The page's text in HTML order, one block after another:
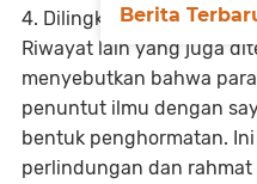
4. Dilingkupi oleh Sayap
Riwayat lain yang juga
menyebutkan bahwa
penuntut ilmu dengan
bentuk penghormatan.
perlindungan dan
Berita